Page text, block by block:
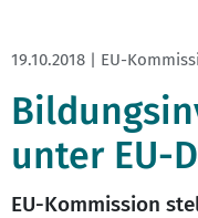
19.10.2018 | EU-
unter EU-
EU-Kommission